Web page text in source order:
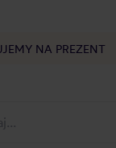
NA PREZENT